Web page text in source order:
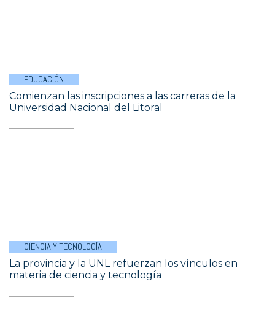
EDUCACIÓN
Comienzan las inscripciones a las carreras de la
Universidad Nacional del Litoral
CIENCIA Y TECNOLOGÍA
La provincia y la UNL refuerzan los vínculos en
materia de ciencia y tecnología